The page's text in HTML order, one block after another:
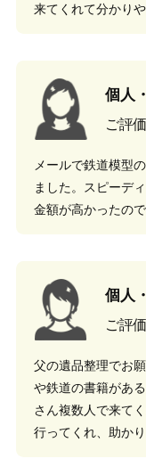
来てくれて分かり
個人
ご評価
メールで鉄道模型
ました。スピーデ
金額が高かったの
個人
ご評価
父の遺品整理でお
や鉄道の書籍があ
さん複数人で来て
行ってくれ、助かり